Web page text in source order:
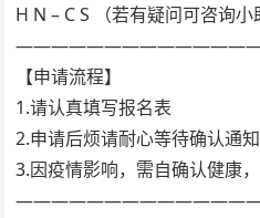
H N – C S （若有疑问可咨询小
【申请流程】
1.请认真填写报名表
2.申请后烦请耐心等待确认通知
3.因疫情影响，需自确认健康